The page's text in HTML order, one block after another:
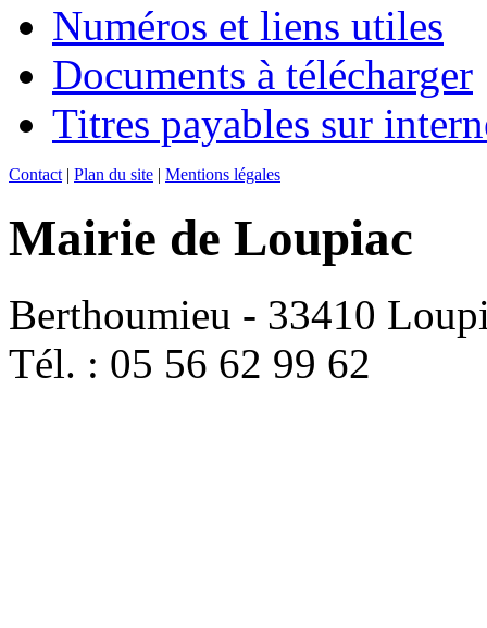
Numéros et liens utiles
Documents à télécharger
Titres payables sur
Contact | Plan du site | Mentions légales
Mairie de Loupiac
Berthoumieu - 33410
Tél. : 05 56 62 99 62